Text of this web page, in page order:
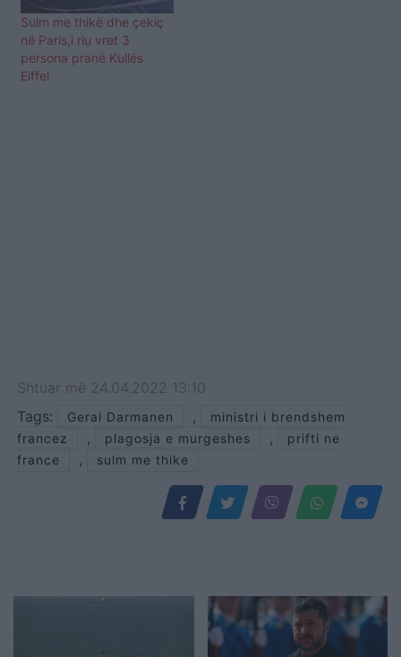
Sulm me thikë dhe çekiç
në Paris,i riu vret 3
persona pranë Kullës
Eiffel
Shtuar më 24.04.2022 13:10
Tags:
Geral Darmanen ,
ministri i brendshem
francez
, plagosja e murgeshes ,
prifti ne
france
, sulm me thike